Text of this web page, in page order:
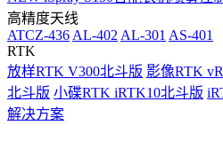
高精度天线
ATCZ-436 AL-402 AL-301 AS-401
RTK
放样RTK V300北斗版 影像RTK
北斗版 小碟RTK iRTK10北斗版
解决方案